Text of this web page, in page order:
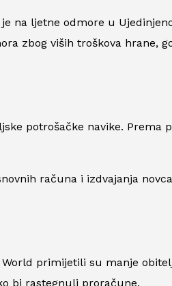
na ljetne odmore u
zbog viših troškova hrane,
potrošačke navike.
računa i izdvajanja
primijetili su manje
bi rastegnuli proračune.